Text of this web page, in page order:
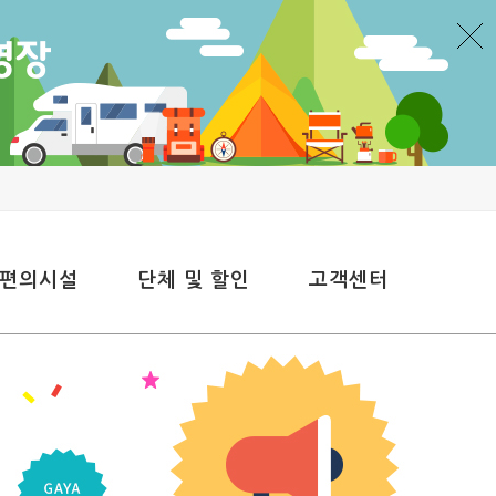
의시설 단체 및 할인 고객센터